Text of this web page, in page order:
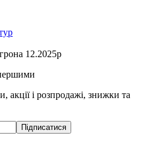
12.2025р
акції і розпродажі, знижки та
Підписатися